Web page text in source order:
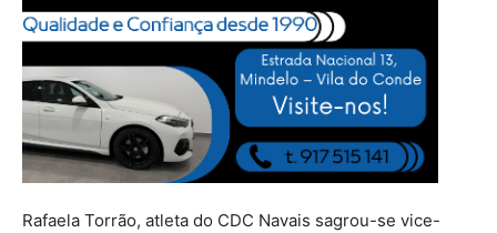
Rafaela Torrão, atleta do CDC Navais sagrou-se vice-